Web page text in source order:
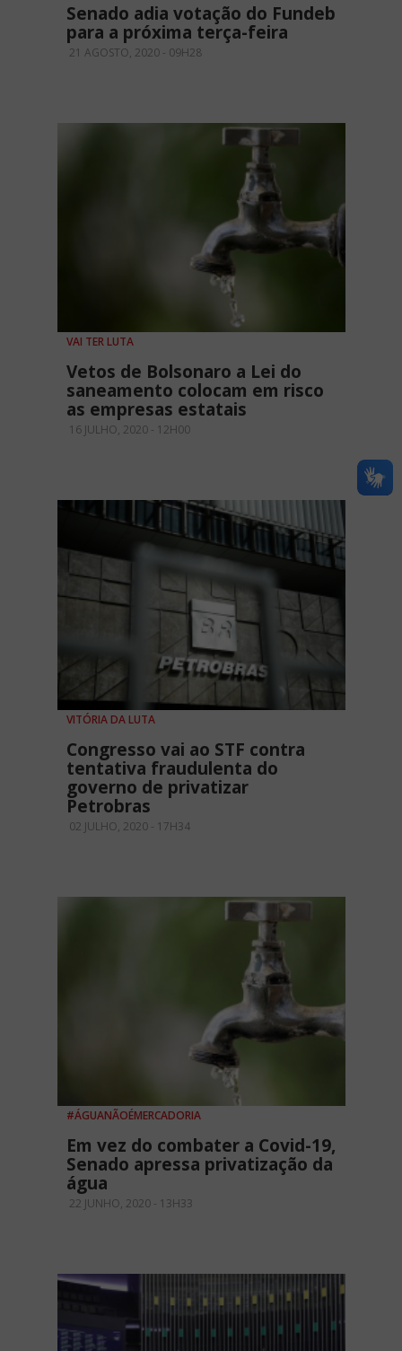
Senado adia votação do Fundeb
para a próxima terça-feira
21 AGOSTO, 2020 - 09H28
VAI TER LUTA
Vetos de Bolsonaro a Lei do
saneamento colocam em risco
as empresas estatais
16 JULHO, 2020 - 12H00
VITÓRIA DA LUTA
Congresso vai ao STF contra
tentativa fraudulenta do
governo de privatizar
Petrobras
02 JULHO, 2020 - 17H34
#ÁGUANÃOÉMERCADORIA
Em vez do combater a Covid-19,
Senado apressa privatização da
água
22 JUNHO, 2020 - 13H33